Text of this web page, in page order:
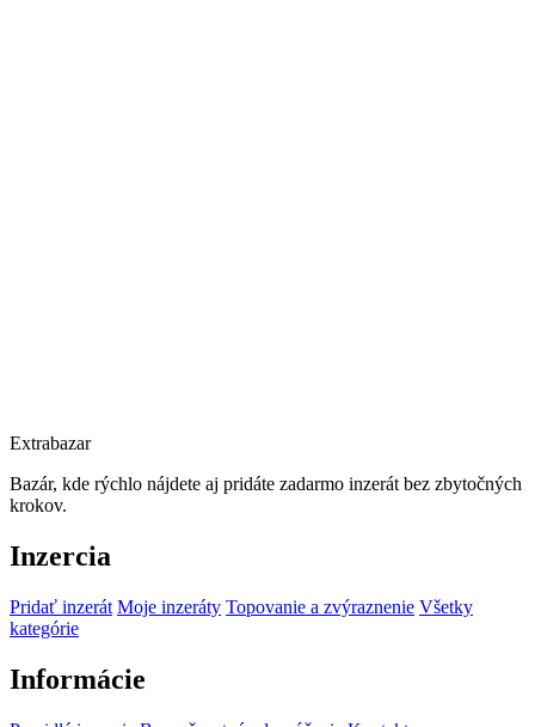
Extrabazar
Bazár, kde rýchlo nájdete aj pridáte zadarmo inzerát bez zbytočných
krokov.
Inzercia
Pridať inzerát Moje inzeráty Topovanie a zvýraznenie Všetky
kategórie
Informácie